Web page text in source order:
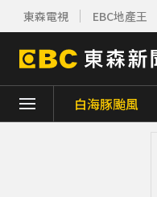
東森電視 EBC地產王
白海豚颱風
下載東森